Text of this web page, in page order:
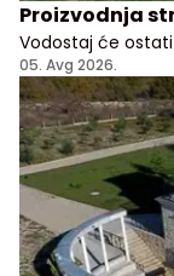
Proizvodnja
Vodostaj će
Elektroprivrede
nemaju razloga
05. Avg 2026.